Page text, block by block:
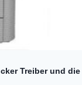
Treiber und die